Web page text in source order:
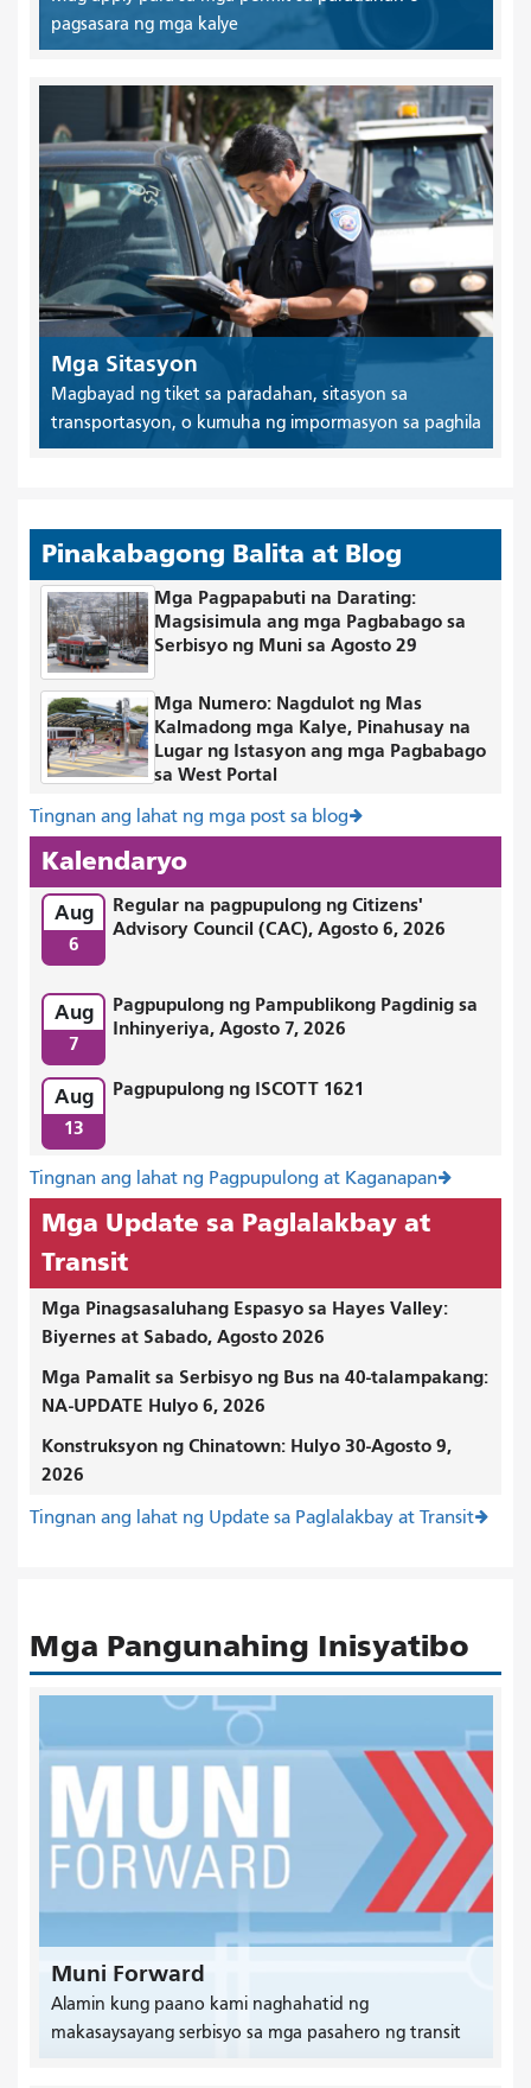
pagsasara ng mga kalye
Mga Sitasyon
Magbayad ng tiket sa paradahan, sitasyon sa
transportasyon, o kumuha ng impormasyon sa paghila
Pinakabagong Balita at Blog
Mga Pagpapabuti na Darating:
Magsisimula ang mga Pagbabago sa
Serbisyo ng Muni sa Agosto 29
Mga Numero: Nagdulot ng Mas
Kalmadong mga Kalye, Pinahusay na
Lugar ng Istasyon ang mga Pagbabago
sa West Portal
Tingnan ang lahat ng mga post sa blog
Kalendaryo
Aug
6
Regular na pagpupulong ng Citizens'
Advisory Council (CAC), Agosto 6, 2026
Aug
7
Pagpupulong ng Pampublikong Pagdinig sa
Inhinyeriya, Agosto 7, 2026
Aug
13
Pagpupulong ng ISCOTT 1621
Tingnan ang lahat ng Pagpupulong at Kaganapan
Mga Update sa Paglalakbay at
Transit
Mga Pinagsasaluhang Espasyo sa Hayes Valley:
Biyernes at Sabado, Agosto 2026
Mga Pamalit sa Serbisyo ng Bus na 40-talampakang:
NA-UPDATE Hulyo 6, 2026
Konstruksyon ng Chinatown: Hulyo 30-Agosto 9,
2026
Tingnan ang lahat ng Update sa Paglalakbay at Transit
Mga Pangunahing Inisyatibo
Muni Forward
Alamin kung paano kami naghahatid ng
makasaysayang serbisyo sa mga pasahero ng transit